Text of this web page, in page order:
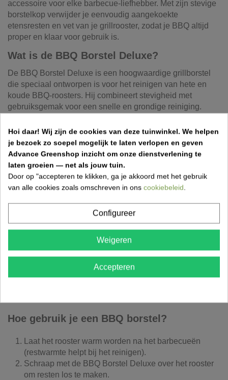
accessoire voor elke barbecue-liefhebber. Met zijn stevige
borstelkop verwijder je eenvoudig aangekoekte
etensresten en vet van je grillrooster, zodat je BBQ altijd
proper en klaar voor gebruik is.
Wat is de BBQ Borstel Deluxe?
De BBQ Borstel Deluxe is een hoogwaardige grillborstel
die speciaal ontworpen is voor het reinigen van hete en
koude BBQ-roosters. Hij combineert stevigheid met
gebruiksgemak voor een snelle en grondige reiniging.
Merk: OUTR
Type: BBQ grillborstel
Gebruik: Reiniging van BBQ- en grillroosters
Materiaal: Hittebestendige en duurzame constructie
Toepassing: Kamado, kettle BBQ, plancha en grills
Voordelen van de BBQ Borstel Deluxe
Efficiënte reiniging: Verwijdert vet en aangekoekte
resten snel
Duurzaam: Ontworpen voor intensief gebruik
Gebruiksvriendelijk: Comfortabele grip
Hoe gebruik je een BBQ borstel?
Laat het rooster warm worden na het barbecueën
(restwarmte helpt bij het reinigen).
Schraap met de BBQ Borstel Deluxe over het rooster
om resten los te maken.
Hoi daar! Wij zijn de cookies van deze tuinwinkel. We helpen
je bezoek zo soepel mogelijk te laten verlopen en geven
Advance Greenshop inzicht om onze dienstverlening te
laten groeien — net als jouw tuin.
Door op "accepteren te klikken, ga je akkoord met het gebruik
van alle cookies zoals omschreven in ons cookiebeleid
Configureer
Weigeren
Accepteren